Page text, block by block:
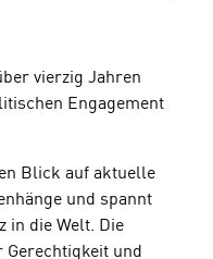
vierzig Jahren
Engagement
Blick auf aktuelle
und spannt
in die Welt. Die
Gerechtigkeit und